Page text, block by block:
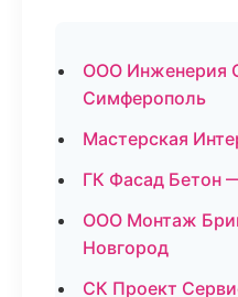
ООО Инженерия
Симферополь
Мастерская
ГК Фасад Бетон
ООО Монтаж
Новгород
СК Проект